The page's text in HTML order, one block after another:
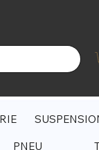
PNEU